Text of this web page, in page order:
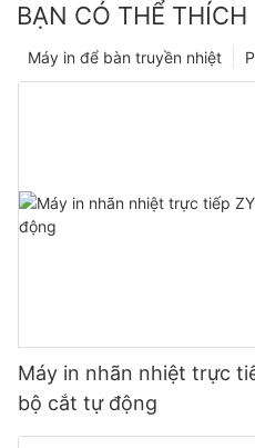
BẠN CÓ THỂ THÍCH
Máy in để bàn truyền nhiệt
Máy in nhãn nhiệt trực
bộ cắt tự động